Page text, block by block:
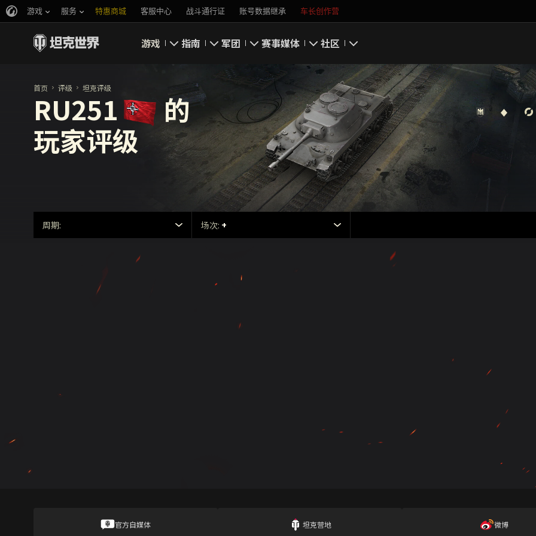
游戏 服务 特惠商城 客服中心 战斗通行证 账号数据继承 车长创作营
游戏
新闻
坦克百科
指南
高级用户
完整指南
经济系统
游戏规则
军团
要塞
领土战
军团评级
赛事媒体
游戏壁纸
游戏音乐
你好，吾久
万圣节
《以战止战》
社区
我的资料
搜索玩家
官方自媒体
首页 评级 坦克评级
RU251
的
玩家评级
周期: 场次: +
官方自媒体 坦克营地 微博